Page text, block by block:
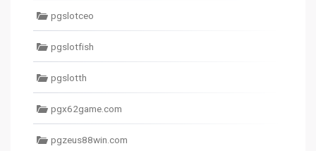
pgslotceo
pgslotfish
pgslotth
pgx62game.com
pgzeus88win.com